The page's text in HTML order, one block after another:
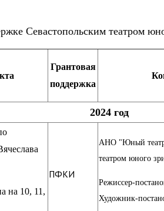
Севастопольским театром
Грантовая
поддержка
2024 год
на 10, 11,
ПФКИ
АНО "Юный
театром юного
Режиссер-
Художник-